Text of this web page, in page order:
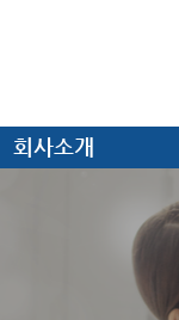
회사소개